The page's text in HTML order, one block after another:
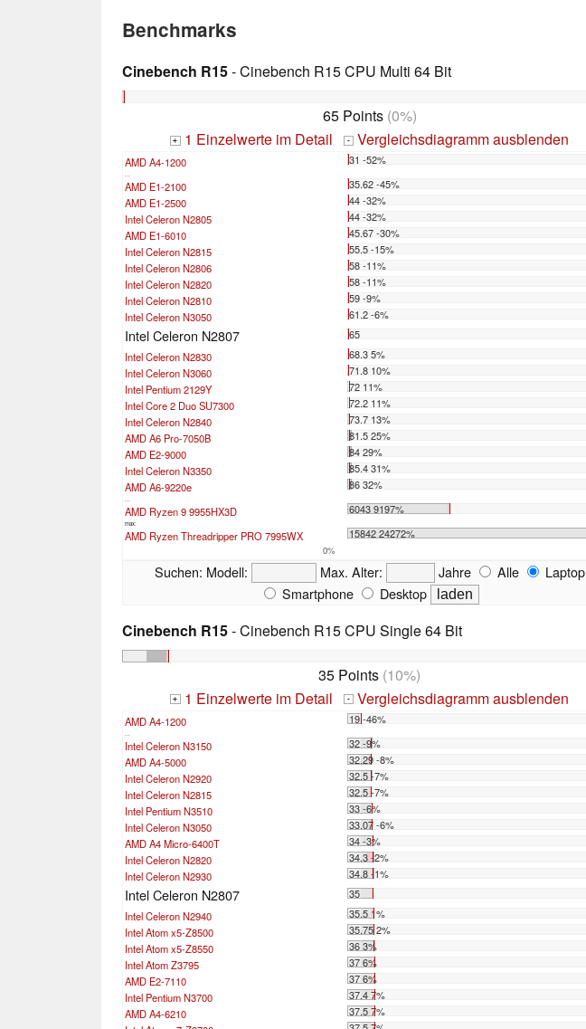
Benchmarks
Cinebench R15- Cinebench R15 CPU Multi 64 Bit
65 Points(0%)
+ 1 Einzelwerte im Detail - Vergleichsdiagramm ausblenden
AMD A4-1200 31 -52%
AMD E1-2100
35.62 -45%
AMD E1-2500
44 -32%
Intel Celeron N2805
44 -32%
AMD E1-6010
45.67 -30%
Intel Celeron N2815
55.5 -15%
Intel Celeron N2806
58 -11%
Intel Celeron N2820
58 -11%
Intel Celeron N2810
59 -9%
Intel Celeron N3050
61.2 -6%
Intel Celeron N2807
65
Intel Celeron N2830
68.3 5%
Intel Celeron N3060
71.8 10%
Intel Pentium 2129Y
72 11%
Intel Core 2 Duo SU7300
72.2 11%
Intel Celeron N2840
73.7 13%
AMD A6 Pro-7050B
81.5 25%
AMD E2-9000
84 29%
Intel Celeron N3350
85.4 31%
AMD A6-9220e
86 32%
AMD Ryzen 9 9955HX3D 6043 9197%
max:
AMD Ryzen Threadripper PRO 7995WX 15842 24272%
0%
Suchen: Modell: Max. Alter: Jahre Alle
Laptop
Smartphone
Desktop
Cinebench R15- Cinebench R15 CPU Single 64 Bit
35 Points (10%)
+ 1 Einzelwerte im Detail - Vergleichsdiagramm ausblenden
AMD A4-1200 19 -46%
Intel Celeron N3150
32 -9%
AMD A4-5000
32.29 -8%
Intel Celeron N2920
32.5 -7%
Intel Celeron N2815
32.5 -7%
Intel Pentium N3510
33 -6%
Intel Celeron N3050
33.07 -6%
AMD A4 Micro-6400T
34 -3%
Intel Celeron N2820
34.3 -2%
Intel Celeron N2930
34.8 -1%
Intel Celeron N2807
35
Intel Celeron N2940
35.5 1%
Intel Atom x5-Z8500
35.75 2%
Intel Atom x5-Z8550
36 3%
Intel Atom Z3795
37 6%
AMD E2-7110
37 6%
Intel Pentium N3700
37.4 7%
AMD A4-6210
37.5 7%